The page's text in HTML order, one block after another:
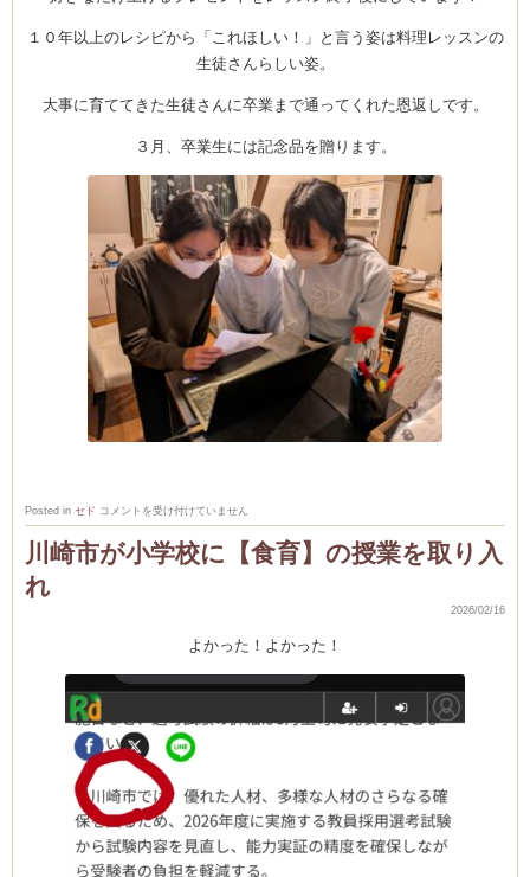
１０年以上のレシピから「これほしい！」と言う姿は料理レッスンの
生徒さんらしい姿。
大事に育ててきた生徒さんに卒業まで通ってくれた恩返しです。
３月、卒業生には記念品を贈ります。
Posted in セド 2
級
コ
コメントを受け付けていません
川崎市が小学校に【食育】の授業を取り入
れ
2026/02/16
よかった！よかった！